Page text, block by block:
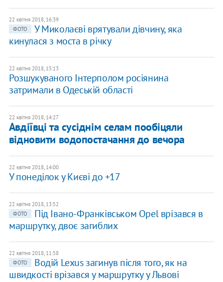
22 квітня 2018, 16:39
ФОТО
У Миколаєві врятували дівчину, яка
кинулася з моста в річку
22 квітня 2018, 15:13
Розшукуваного Інтерполом росіянина
затримали в Одеській області
22 квітня 2018, 14:27
Авдіївці та сусіднім селам пообіцяли
відновити водопостачання до вечора
22 квітня 2018, 14:00
У понеділок у Києві до +17
22 квітня 2018, 13:52
ФОТО
Під Івано-Франківськом Opel врізався в
маршрутку, двоє загиблих
22 квітня 2018, 11:58
ФОТО
Водій Lexus загинув після того, як на
швидкості врізався у маршрутку у Львові